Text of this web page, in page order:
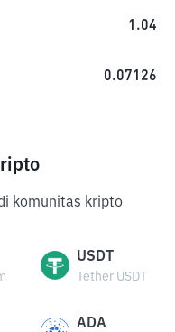
1.04
0.07126
komunitas kripto
USDT
Tether USDT
ADA